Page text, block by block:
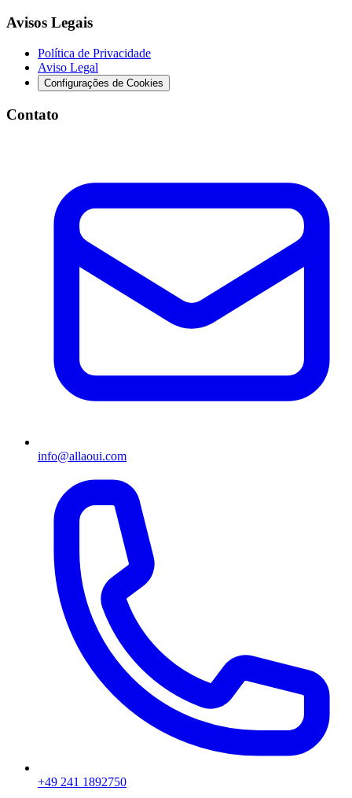
Avisos Legais
Política de Privacidade
Aviso Legal
Configurações de Cookies
Contato
info@allaoui.com
+49 241 1892750